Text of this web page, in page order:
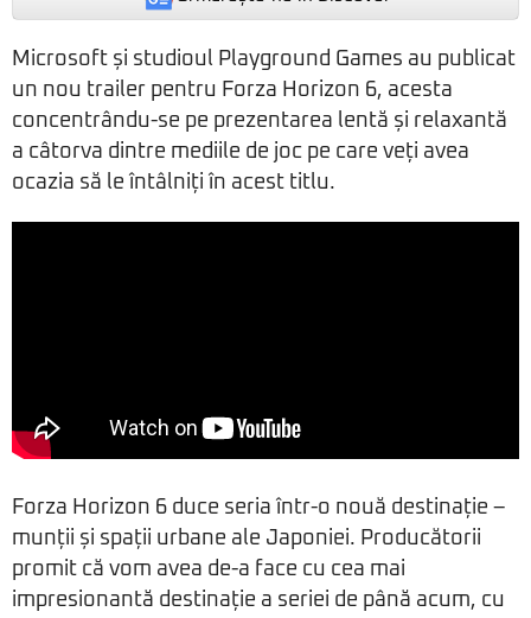
Microsoft și studioul Playground Games au publicat
un nou trailer pentru Forza Horizon 6, acesta
concentrându-se pe prezentarea lentă și relaxantă
a câtorva dintre mediile de joc pe care veți avea
ocazia să le întâlniți în acest titlu.
Forza Horizon 6 duce seria într-o nouă destinație –
munții și spații urbane ale Japoniei. Producătorii
promit că vom avea de-a face cu cea mai
impresionantă destinație a seriei de până acum, cu